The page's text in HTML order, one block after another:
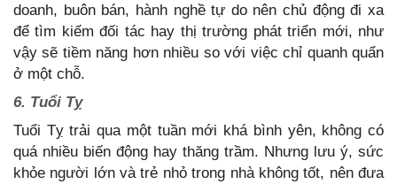
doanh, buôn bán, hành nghề tự do nên chủ động đi xa
để tìm kiếm đối tác hay thị trường phát triển mới, như
vậy sẽ tiềm năng hơn nhiều so với việc chỉ quanh quẩn
ở một chỗ.
6. Tuổi Tỵ
Tuổi Tỵ trải qua một tuần mới khá bình yên, không có
quá nhiều biến động hay thăng trầm. Nhưng lưu ý, sức
khỏe người lớn và trẻ nhỏ trong nhà không tốt, nên đưa